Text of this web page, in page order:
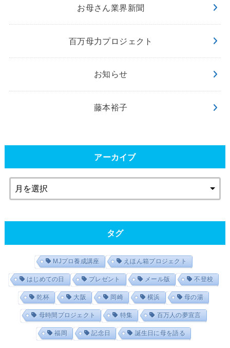
お母さん業界新聞
百万母力プロジェクト
お知らせ
藤本裕子
アーカイブ
タグ
MJプロ養成講座 えほん箱プロジェクト
はじめての日 プレゼント メール版 不登校
乾杯 大阪 岡崎 横浜 母の湯
母時間プロジェクト 特集 百万人の夢宣言
福岡 記念日 誕生日に母を語る